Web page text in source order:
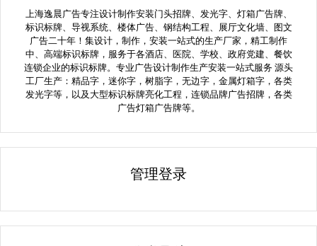
上海逸晨广告专注设计制作安装门头招牌、发光字、灯箱广告牌、
标识标牌、导视系统、楼体广告、钢结构工程、展厅文化墙、图文
广告二十年！集设计，制作，安装一站式的生产厂家，精工制作
中、高端标识标牌，服务于各酒店、医院、学校、政府党建、餐饮
连锁企业的标识标牌。专业广告设计制作生产安装一站式服务 源头
工厂生产：精品字，迷你字，树脂字，无边字，金属灯箱字，各类
发光字等，以及大型标识标牌亮化工程，连锁品牌广告招牌，各类
广告灯箱广告牌等。
管理登录